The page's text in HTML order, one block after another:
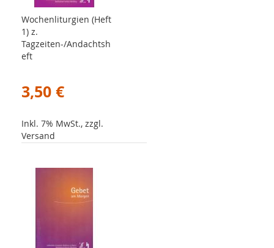
Wochenliturgien (Heft
1) z.
Tagzeiten-/Andachtsh
eft
3,50 €
Inkl. 7% MwSt., zzgl.
Versand